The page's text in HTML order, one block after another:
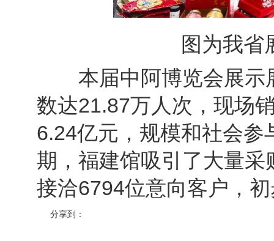
图为我省
本届中阿博览会展示
数达21.87万人次，现场
6.24亿元，规模和社会
期，福建馆吸引了大量
接洽6794位意向客户，
分享到：